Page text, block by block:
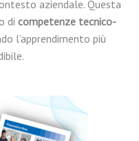
aziendale. Questa
di competenze tecnico-
l’apprendimento più